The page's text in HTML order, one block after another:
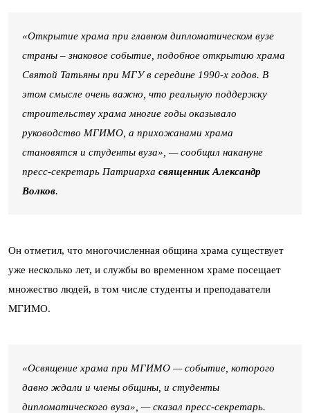
«Открытие храма при главном дипломатическом вузе
страны – знаковое событие, подобное открытию храма
Святой Татьяны при МГУ в середине 1990-х годов. В
этом смысле очень важно, что реальную поддержку
строительству храма многие годы оказывало
руководство МГИМО, а прихожанами храма
становятся и студенты вуза», — сообщил накануне
пресс-секретарь Патриарха священник Александр
Волков.
Он отметил, что многочисленная община храма существует
уже несколько лет, и службы во временном храме посещает
множество людей, в том числе студенты и преподаватели
МГИМО.
«Освящение храма при МГИМО — событие, которого
давно ждали и члены общины, и студенты
дипломатического вуза», — сказал пресс-секретарь.